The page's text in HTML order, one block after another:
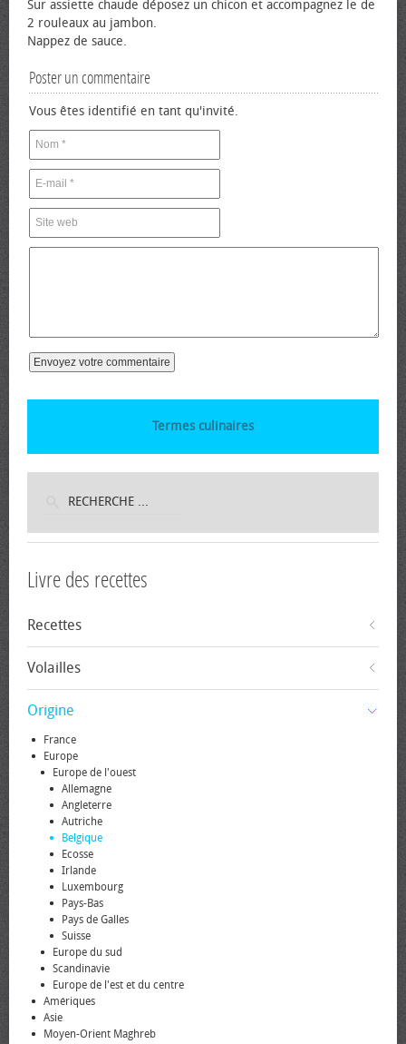
Sur assiette chaude déposez un chicon et accompagnez le de
2 rouleaux au jambon.
Nappez de sauce.
Poster un commentaire
Vous êtes identifié en tant qu'invité.
Termes culinaires
Livre des recettes
Recettes
Volailles
Origine
France
Europe
Europe de l'ouest
Allemagne
Angleterre
Autriche
Belgique
Ecosse
Irlande
Luxembourg
Pays-Bas
Pays de Galles
Suisse
Europe du sud
Scandinavie
Europe de l'est et du centre
Amériques
Asie
Moyen-Orient Maghreb